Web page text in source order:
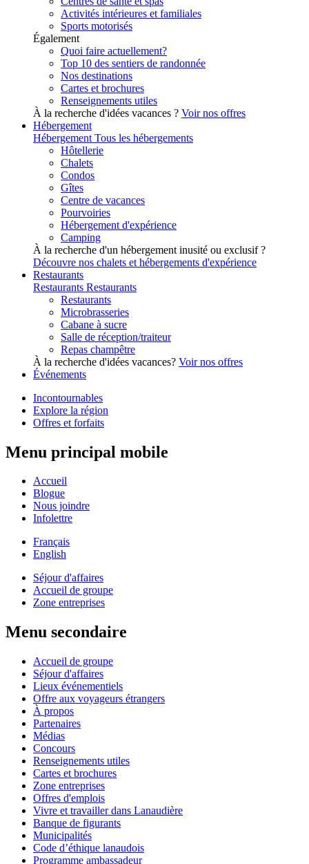
Activités intérieures et familiales
Sports motorisés
Également
Quoi faire actuellement?
Top 10 des sentiers de randonnée
Nos destinations
Cartes et brochures
Renseignements utiles
À la recherche d'idées vacances ? Voir nos offres
Hébergement
Hébergement Tous les hébergements
Hôtellerie
Chalets
Condos
Gîtes
Centre de vacances
Pourvoiries
Hébergement d'expérience
Camping
À la recherche d'un hébergement inusité ou exclusif ?
Découvre nos chalets et hébergements d'expérience
Restaurants
Restaurants Restaurants
Restaurants
Microbrasseries
Cabane à sucre
Salle de réception/traiteur
Repas champêtre
À la recherche d'idées vacances? Voir nos offres
Événements
Incontournables
Explore la région
Offres et forfaits
Menu principal mobile
Accueil
Blogue
Nous joindre
Infolettre
Français
English
Séjour d'affaires
Accueil de groupe
Zone entreprises
Menu secondaire
Accueil de groupe
Séjour d'affaires
Lieux événementiels
Offre aux voyageurs étrangers
À propos
Partenaires
Médias
Concours
Renseignements utiles
Cartes et brochures
Zone entreprises
Offres d'emplois
Vivre et travailler dans Lanaudière
Banque de figurants
Municipalités
Code d’éthique lanaudois
Programme ambassadeur